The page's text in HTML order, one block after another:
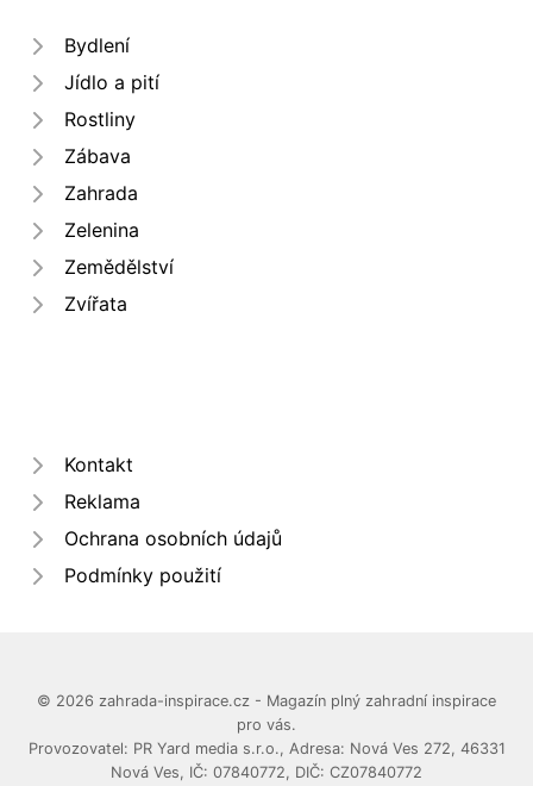
Bydlení
Jídlo a pití
Rostliny
Zábava
Zahrada
Zelenina
Zemědělství
Zvířata
Kontakt
Reklama
Ochrana osobních údajů
Podmínky použití
© 2026 zahrada-inspirace.cz - Magazín plný zahradní inspirace
pro vás.
Provozovatel: PR Yard media s.r.o., Adresa: Nová Ves 272, 46331
Nová Ves, IČ: 07840772, DIČ: CZ07840772